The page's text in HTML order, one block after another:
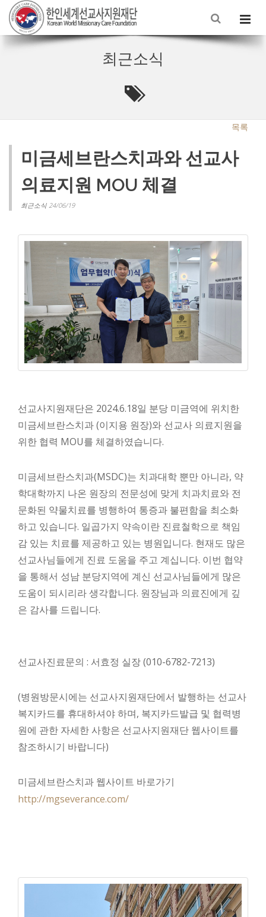
최근소식
목록
미금세브란스치과와 선교사
의료지원 MOU 체결
최근소식 24/06/19
선교사지원재단은 2024.6.18일 분당 미금역에 위치한
미금세브란스치과 (이지용 원장)와 선교사 의료지원을
위한 협력 MOU를 체결하였습니다.
미금세브란스치과(MSDC)는 치과대학 뿐만 아니라, 약
학대학까지 나온 원장의 전문성에 맞게 치과치료와 전
문화된 약물치료를 병행하여 통증과 불편함을 최소화
하고 있습니다. 일곱가지 약속이란 진료철학으로 책임
감 있는 치료를 제공하고 있는 병원입니다. 현재도 많은
선교사님들에게 진료 도움을 주고 계십니다. 이번 협약
을 통해서 성남 분당지역에 계신 선교사님들에게 많은
도움이 되시리라 생각합니다. 원장님과 의료진에게 깊
은 감사를 드립니다.
선교사진료문의 : 서효정 실장 (010-6782-7213)
(병원방문시에는 선교사지원재단에서 발행하는 선교사
복지카드를 휴대하셔야 하며, 복지카드발급 및 협력병
원에 관한 자세한 사항은 선교사지원재단 웹사이트를
참조하시기 바랍니다)
미금세브란스치과 웹사이트 바로가기
http://mgseverance.com/